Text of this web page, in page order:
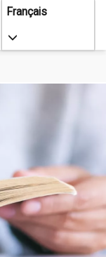
Français
Toggle